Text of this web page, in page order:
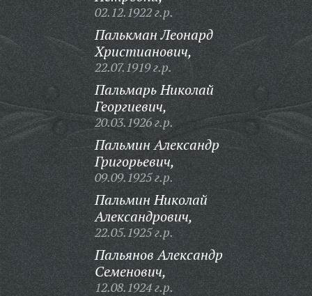
02.12.1922 г.р.
Палькман Леонард
Христианович,
22.07.1919 г.р.
Пальмарь Николай
Георгиевич,
20.03.1926 г.р.
Пальмин Александр
Григорьевич,
09.09.1925 г.р.
Пальмин Николай
Александрович,
22.05.1925 г.р.
Пальянов Александр
Семенович,
12.08.1924 г.р.